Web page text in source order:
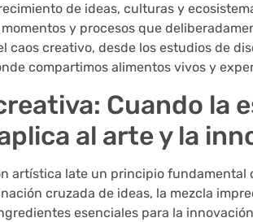
de ideas, culturas y
y procesos que
caos creativo, desde los estudios de
compartimos alimentos vivos y
Cuando la
al arte y la
artística late un principio fundamental
cruzada de ideas, la mezcla
esenciales para la